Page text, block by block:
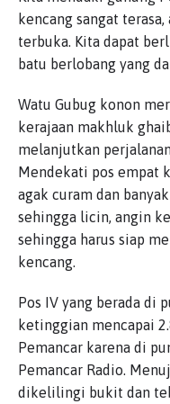
kencang sangat
terbuka. Kita dapat
batu berlobang yang
Watu Gubug konon
kerajaan makhluk
melanjutkan
Mendekati pos empat
agak curam dan
sehingga licin, angin
sehingga harus siap
kencang.
Pos IV yang berada di
ketinggian mencapai
Pemancar karena di
Pemancar Radio.
dikelilingi bukit dan